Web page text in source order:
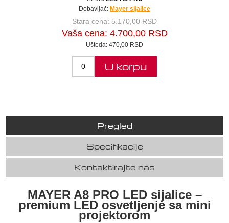
Dobavljač: Mayer sijalice
Stara cena:5.170,00 RSD
Vaša cena: 4.700,00 RSD
Ušteda: 470,00 RSD
U korpu
Pregled
Specifikacije
Kontaktirajte nas
MAYER A8 PRO LED sijalice –
premium LED osvetljenje sa mini
projektorom